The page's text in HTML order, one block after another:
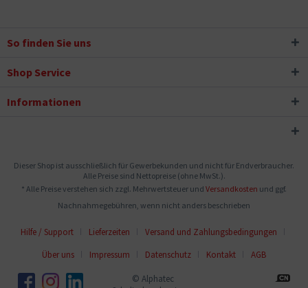
So finden Sie uns
Shop Service
Informationen
Dieser Shop ist ausschließlich für Gewerbekunden und nicht für Endverbraucher.
Alle Preise sind Nettopreise (ohne MwSt.).
* Alle Preise verstehen sich zzgl. Mehrwertsteuer und Versandkosten und ggf.
Nachnahmegebühren, wenn nicht anders beschrieben
Hilfe / Support Lieferzeiten
Versand und Zahlungsbedingungen
Über uns
Impressum Datenschutz Kontakt AGB
© Alphatec